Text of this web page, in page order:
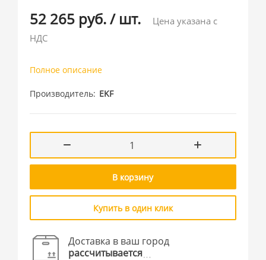
52 265 руб./ шт.
Цена указана с
НДС
Полное описание
Производитель EKF
В корзину
Купить в один клик
Доставка в ваш город
рассчитывается